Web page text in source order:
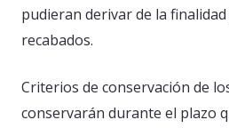
pudieran derivar de la
recabados.
Criterios de conservación de
conservarán durante el plazo